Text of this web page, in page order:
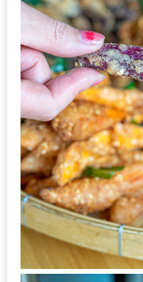
น้า
อ้วน
ติดต่อ
น้า
อ้วน
น้า
อ้วน
ชวน
คุย
นโยบาย
ความ
เป็น